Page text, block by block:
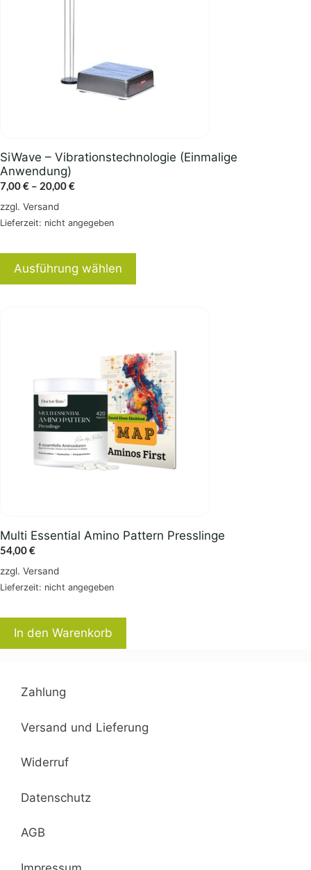
SiWave – Vibrationstechnologie (Einmalige
Anwendung)
7,00€ – 20,00€Preisspanne:
bis
zzgl. Versand
Lieferzeit: nicht angegeben
Ausführung wählen
werden
Multi Essential Amino Pattern Presslinge
54,00€
zzgl. Versand
Lieferzeit: nicht angegeben
In den Warenkorb
Zahlung
Versand und Lieferung
Widerruf
Datenschutz
AGB